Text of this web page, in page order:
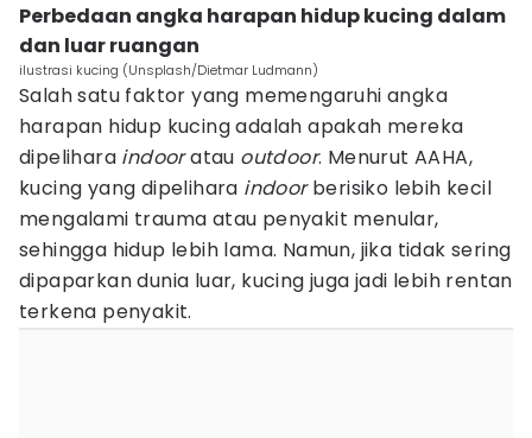
Perbedaan angka harapan hidup kucing dalam
dan luar ruangan
ilustrasi kucing (Unsplash/Dietmar Ludmann)
Salah satu faktor yang memengaruhi angka
harapan hidup kucing adalah apakah mereka
dipelihara indooratau outdoor. Menurut AAHA,
kucing yang dipelihara indoorberisiko lebih kecil
mengalami trauma atau penyakit menular,
sehingga hidup lebih lama. Namun, jika tidak sering
dipaparkan dunia luar, kucing juga jadi lebih rentan
terkena penyakit.